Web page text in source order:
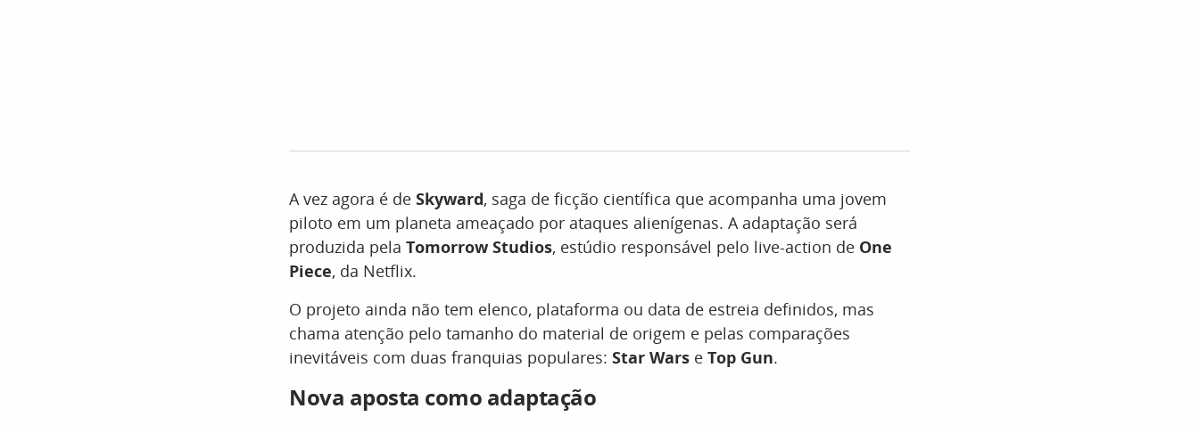
A vez agora é de Skyward, saga de ficção científica que acompanha uma jovem
piloto em um planeta ameaçado por ataques alienígenas. A adaptação será
produzida pela Tomorrow Studios, estúdio responsável pelo live-action de One
Piece, da Netflix.
O projeto ainda não tem elenco, plataforma ou data de estreia definidos, mas
chama atenção pelo tamanho do material de origem e pelas comparações
inevitáveis com duas franquias populares: Star Wars e Top Gun.
Nova aposta como adaptação